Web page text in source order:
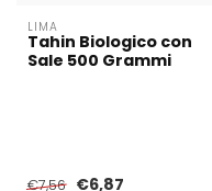
LIMA
Tahin Biologico con
Sale 500 Grammi
€7,56 €6,87